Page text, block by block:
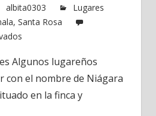
albita0303
Lugares
, Santa Rosa
Los
Amates,
Santa
Algunos lugareños
con el nombre de Niágara
en la finca y